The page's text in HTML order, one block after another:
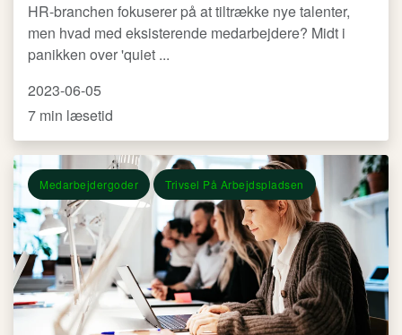
HR-branchen fokuserer på at tiltrække nye talenter,
men hvad med eksisterende medarbejdere? Midt i
panikken over 'quiet ...
2023-06-05
7 min læsetid
Medarbejdergoder Trivsel På Arbejdspladsen